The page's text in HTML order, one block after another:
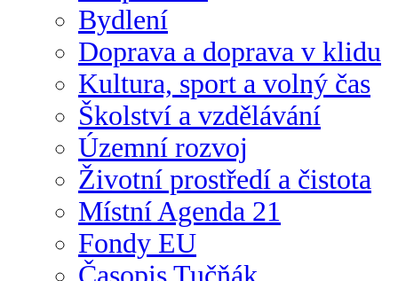
Bydlení
Doprava a doprava v klidu
Kultura, sport a volný čas
Školství a vzdělávání
Územní rozvoj
Životní prostředí a čistota
Místní Agenda 21
Fondy EU